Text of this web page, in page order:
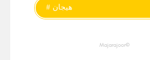
# هیجان
©Majarajoor